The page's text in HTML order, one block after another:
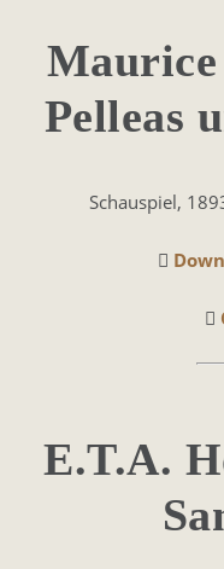
Pelleas
Schauspiel,
E.T.A.